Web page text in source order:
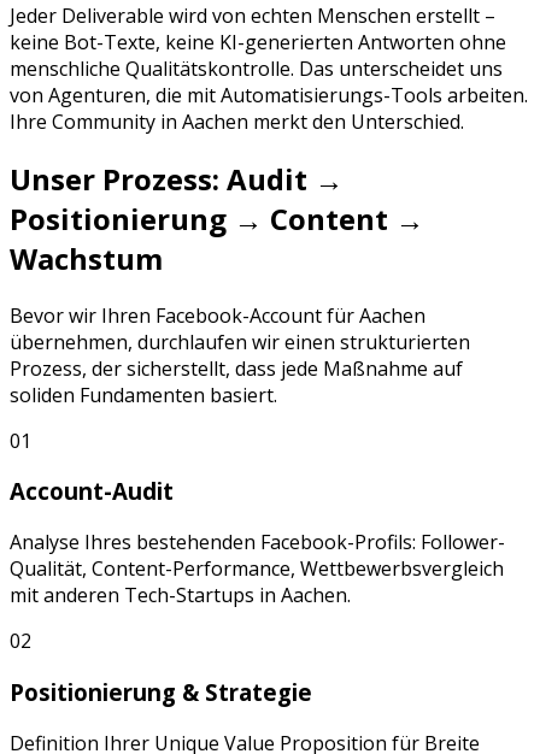
Jeder Deliverable wird von echten Menschen erstellt –
keine Bot-Texte, keine KI-generierten Antworten ohne
menschliche Qualitätskontrolle. Das unterscheidet uns
von Agenturen, die mit Automatisierungs-Tools arbeiten.
Ihre Community in Aachen merkt den Unterschied.
Unser Prozess: Audit →
Positionierung → Content →
Wachstum
Bevor wir Ihren Facebook-Account fürAachen
übernehmen, durchlaufen wir einen strukturierten
Prozess, der sicherstellt, dass jede Maßnahme auf
soliden Fundamenten basiert.
01
Account-Audit
Analyse Ihres bestehenden Facebook-Profils: Follower-
Qualität, Content-Performance, Wettbewerbsvergleich
mit anderen Tech-Startups in Aachen.
02
Positionierung & Strategie
Definition Ihrer Unique Value Proposition für Breite